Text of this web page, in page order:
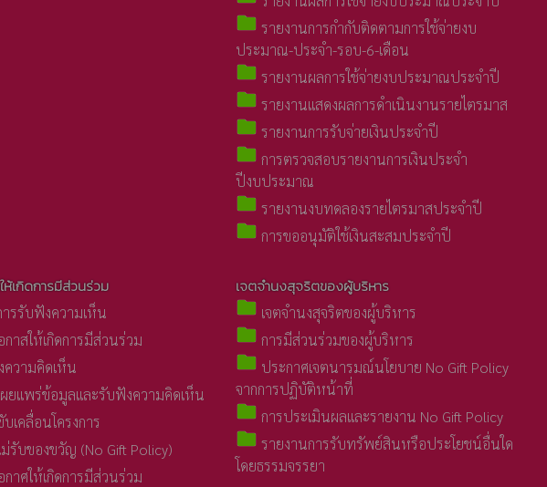
folder รายงานการกำกับติดตามการใช้จ่ายงบ
ประมาณ-ประจำ-รอบ-6-เดือน
folder รายงานผลการใช้จ่ายงบประมาณประจำปี
folder รายงานแสดงผลการดำเนินงานรายไตรมาส
folder รายงานการรับจ่ายเงินประจำปี
folder การตรวจสอบรายงานการเงินประจำ
ปีงบประมาณ
folder รายงานงบทดลองรายไตรมาสประจำปี
folder การขออนุมัติใช้เงินสะสมประจำปี
ห้เกิดการมีส่วนร่วม
รรับฟังความเห็น
กาสให้เกิดการมีส่วนร่วม
ความคิดเห็น
ผยแพร่ข้อมูลและรับฟังความคิดเห็น
เคลื่อนโครงการ
รับของขวัญ (No Gift Policy)
กาศให้เกิดการมีส่วนร่วม
เจตจำนงสุจริตของผู้บริหาร
folder เจตจำนงสุจริตของผู้บริหาร
folder การมีส่วนร่วมของผู้บริหาร
folder ประกาศเจตนารมณ์นโยบาย No Gift Policy
จากการปฏิบัติหน้าที่
folder การประเมินผลและรายงาน No Gift Policy
folder รายงานการรับทรัพย์สินหรือประโยชน์อื่นใด
โดยธรรมจรรยา